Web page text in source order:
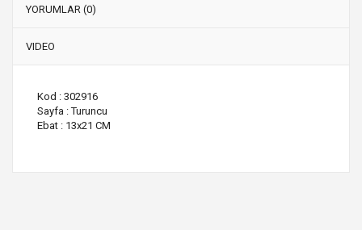
YORUMLAR (0)
VIDEO
Kod : 302916
Sayfa : Turuncu
Ebat : 13x21 CM